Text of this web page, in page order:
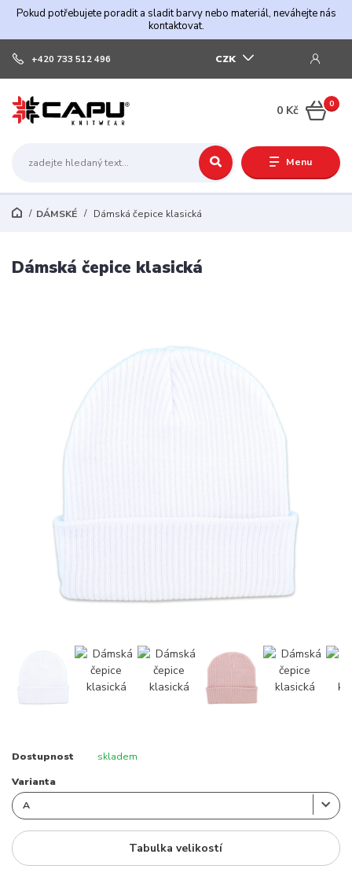
Pokud potřebujete poradit a sladit barvy nebo materiál, neváhejte nás
kontaktovat.
Menu
CZK
+420 733 512 496
0
0 Kč
DÁMSKÉ Dámská čepice klasická
Dámská čepice klasická
Dostupnost skladem
Varianta
Tabulka velikostí